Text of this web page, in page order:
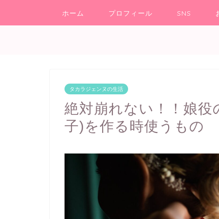
ホーム プロフィール SNS
タカラジェンヌの生活
絶対崩れない！！娘
子)を作る時使うもの